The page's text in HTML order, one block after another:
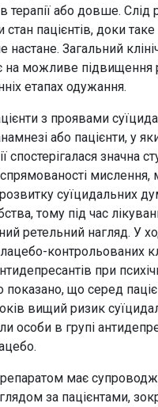
терапії або довше. Слід
пацієнтів, доки таке
настане. Загальний
на можливе підвищення
етапах одужання.
з проявами
або пацієнти, у
спостерігалася значна
мислення,
суїцидальних
тому під час
ретельний нагляд. У
контрольованих
при
показано, що серед
вищий ризик
особи в групі
має
за пацієнтами,